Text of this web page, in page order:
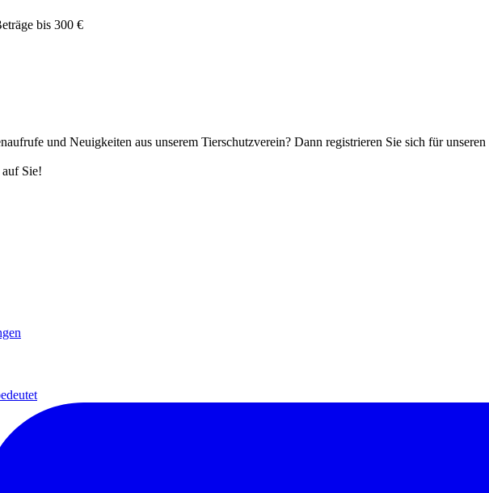
bis 300 €
und Neuigkeiten aus unserem Tierschutzverein? Dann registrieren Sie sich für
Sie!